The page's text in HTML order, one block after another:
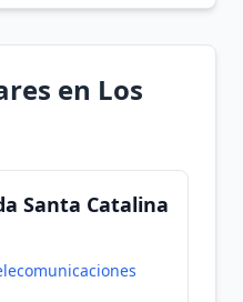
en Los
Santa Catalina